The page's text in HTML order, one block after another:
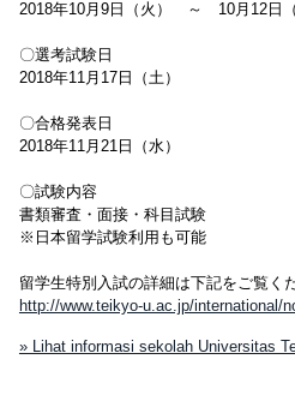
2018年10月9日（火） ～ 10月12日（
〇選考試験日
2018年11月17日（土）
〇合格発表日
2018年11月21日（水）
〇試験内容
書類審査・面接・科目試験
※日本留学試験利用も可能
留学生特別入試の詳細は下記をご覧く
http://www.teikyo-u.ac.jp/international/
» Lihat informasi sekolah Universitas